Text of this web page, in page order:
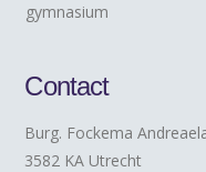
gymnasium
Contact
Burg. Fockema
3582 KA Utrecht